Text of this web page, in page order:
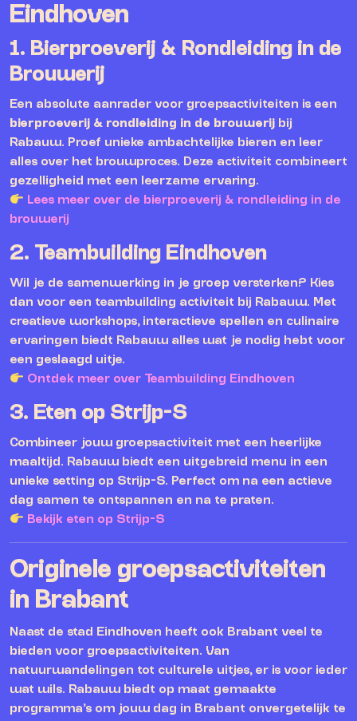
Eindhoven
1. Bierproeverij & Rondleiding in de
Brouwerij
Een absolute aanrader voor groepsactiviteiten is een
bierproeverij & rondleiding in de brouwerij bij
Rabauw. Proef unieke ambachtelijke bieren en leer
alles over het brouwproces. Deze activiteit combineert
gezelligheid met een leerzame ervaring.
Lees meer over de bierproeverij & rondleiding in de
brouwerij
2. Teambuilding Eindhoven
Wil je de samenwerking in je groep versterken? Kies
dan voor een teambuilding activiteit bij Rabauw. Met
creatieve workshops, interactieve spellen en culinaire
ervaringen biedt Rabauw alles wat je nodig hebt voor
een geslaagd uitje.
Ontdek meer over Teambuilding Eindhoven
3. Eten op Strijp-S
Combineer jouw groepsactiviteit met een heerlijke
maaltijd. Rabauw biedt een uitgebreid menu in een
unieke setting op Strijp-S. Perfect om na een actieve
dag samen te ontspannen en na te praten.
Bekijk eten op Strijp-S
Originele groepsactiviteiten
in Brabant
Naast de stad Eindhoven heeft ook Brabant veel te
bieden voor groepsactiviteiten. Van
natuurwandelingen tot culturele uitjes, er is voor ieder
wat wils. Rabauw biedt op maat gemaakte
programma’s om jouw dag in Brabant onvergetelijk te